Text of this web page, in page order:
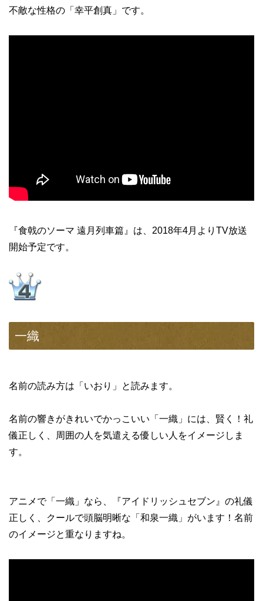
不敵な性格の「幸平創真」です。
『食戟のソーマ 遠月列車篇』は、2018年4月よりTV放送
開始予定です。
一織
名前の読み方は「いおり」と読みます。
名前の響きがきれいでかっこいい「一織」には、賢く！礼
儀正しく、周囲の人を気遣える優しい人をイメージしま
す。
アニメで「一織」なら、『アイドリッシュセブン』の礼儀
正しく、クールで頭脳明晰な「和泉一織」がいます！名前
のイメージと重なりますね。